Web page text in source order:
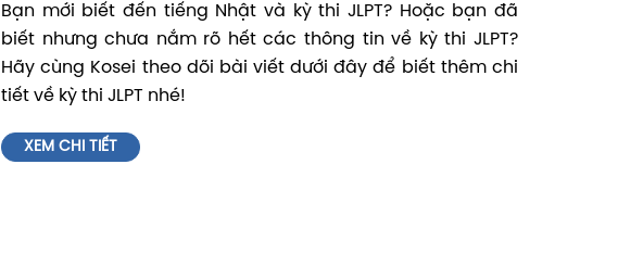
Bạn mới biết đến tiếng Nhật và kỳ thi JLPT? Hoặc bạn đã
biết nhưng chưa nắm rõ hết các thông tin về kỳ thi JLPT?
Hãy cùng Kosei theo dõi bài viết dưới đây để biết thêm chi
tiết về kỳ thi JLPT nhé!
XEM CHI TIẾT